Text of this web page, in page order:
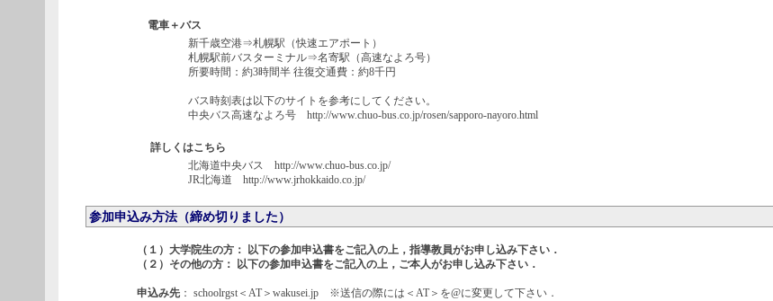
電車＋バス
新千歳空港⇒札幌駅（快速エアポート）
札幌駅前バスターミナル⇒名寄駅（高速なよろ号）
所要時間：約3時間半 往復交通費：約8千円
バス時刻表は以下のサイトを参考にしてください。
中央バス高速なよろ号 http://www.chuo-bus.co.jp/rosen/sapporo-nayoro.html
詳しくはこちら
北海道中央バス http://www.chuo-bus.co.jp/
JR北海道 http://www.jrhokkaido.co.jp/
参加申込み方法（締め切りました）
（１）大学院生の方： 以下の参加申込書をご記入の上，指導教員がお申し込み下さい．
（２）その他の方： 以下の参加申込書をご記入の上，ご本人がお申し込み下さい．
申込み先 ： schoolrgst＜AT＞wakusei.jp ※送信の際には＜AT＞を@に変更して下さい．